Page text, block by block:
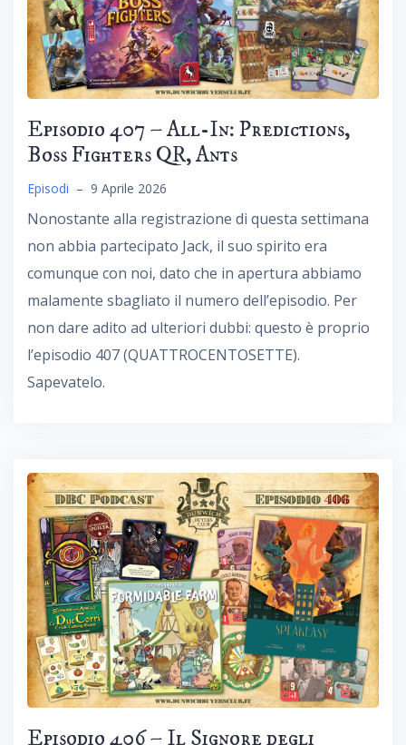
Episodio 407 – All-In: Predictions,
Boss Fighters QR, Ants
Episodi – 9 Aprile 2026
Nonostante alla registrazione di questa settimana
non abbia partecipato Jack, il suo spirito era
comunque con noi, dato che in apertura abbiamo
malamente sbagliato il numero dell’episodio. Per
non dare adito ad ulteriori dubbi: questo è proprio
l’episodio 407 (QUATTROCENTOSETTE).
Sapevatelo.
Episodio 406 – Il Signore degli